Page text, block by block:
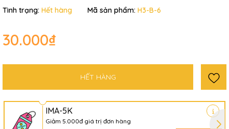
Tình trạng: Hết hàng Mã sản phẩm: H3-B-6
30.000₫
HẾT HÀNG
IMA-5K
Giảm 5.000đ giá trị đơn hàng